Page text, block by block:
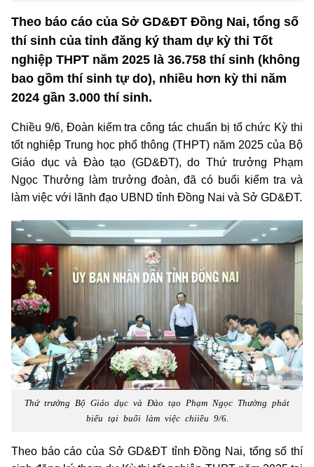
Theo báo cáo của Sở GD&ĐT Đồng Nai, tổng số
thí sinh của tỉnh đăng ký tham dự kỳ thi Tốt
nghiệp THPT năm 2025 là 36.758 thí sinh (không
bao gồm thí sinh tự do), nhiều hơn kỳ thi năm
2024 gần 3.000 thí sinh.
Chiều 9/6, Đoàn kiểm tra công tác chuẩn bị tổ chức Kỳ thi
tốt nghiệp Trung học phổ thông (THPT) năm 2025 của Bộ
Giáo dục và Đào tạo (GD&ĐT), do Thứ trưởng Phạm
Ngọc Thưởng làm trưởng đoàn, đã có buổi kiểm tra và
làm việc với lãnh đạo UBND tỉnh Đồng Nai và Sở GD&ĐT.
Thứ trưởng Bộ Giáo dục và Đào tạo Phạm Ngọc Thưởng phát
biểu tại buổi làm việc chiiều 9/6.
Theo báo cáo của Sở GD&ĐT tỉnh Đồng Nai, tổng số thí